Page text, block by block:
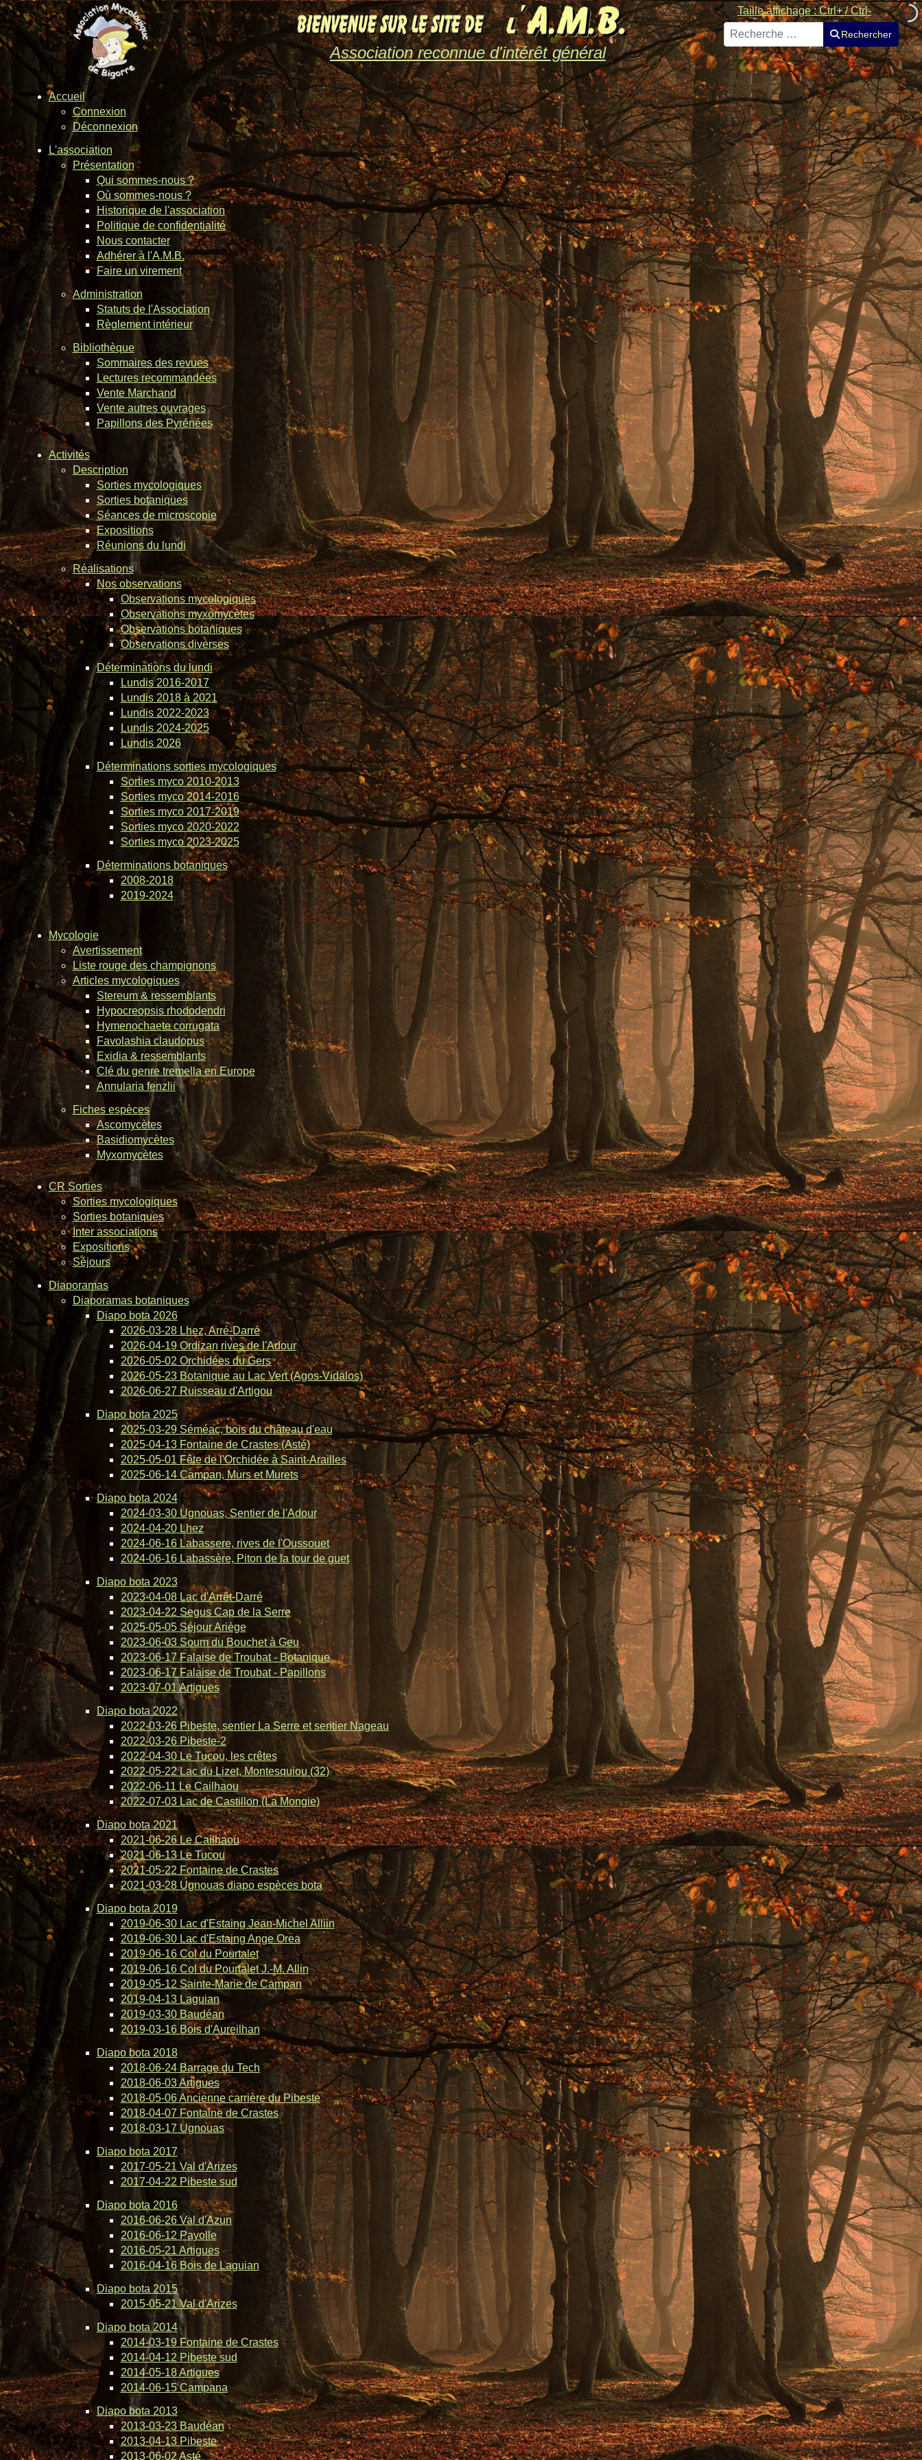
Association reconnue d'intérêt général
Taille affichage : Ctrl+ / Ctrl-
Rechercher
Rechercher
Accueil
Connexion
Déconnexion
L'association
Présentation
Qui sommes-nous ?
Où sommes-nous ?
Historique de l'association
Politique de confidentialité
Nous contacter
Adhérer à l'A.M.B.
Faire un virement
Administration
Statuts de l'Association
Règlement intérieur
Bibliothèque
Sommaires des revues
Lectures recommandées
Vente Marchand
Vente autres ouvrages
Papillons des Pyrénées
Activités
Description
Sorties mycologiques
Sorties botaniques
Séances de microscopie
Expositions
Réunions du lundi
Réalisations
Nos observations
Observations mycologiques
Observations myxomycètes
Observations botaniques
Observations diverses
Déterminations du lundi
Lundis 2016-2017
Lundis 2018 à 2021
Lundis 2022-2023
Lundis 2024-2025
Lundis 2026
Déterminations sorties mycologiques
Sorties myco 2010-2013
Sorties myco 2014-2016
Sorties myco 2017-2019
Sorties myco 2020-2022
Sorties myco 2023-2025
Déterminations botaniques
2008-2018
2019-2024
Mycologie
Avertissement
Liste rouge des champignons
Articles mycologiques
Stereum & ressemblants
Hypocreopsis rhododendri
Hymenochaete corrugata
Favolashia claudopus
Exidia & ressemblants
Clé du genre tremella en Europe
Annularia fenzlii
Fiches espèces
Ascomycètes
Basidiomycètes
Myxomycètes
CR Sorties
Sorties mycologiques
Sorties botaniques
Inter associations
Expositions
Séjours
Diaporamas
Diaporamas botaniques
Diapo bota 2026
2026-03-28 Lhez, Arré-Darré
2026-04-19 Ordizan rives de l'Adour
2026-05-02 Orchidées du Gers
2026-05-23 Botanique au Lac Vert (Agos-Vidalos)
2026-06-27 Ruisseau d'Artigou
Diapo bota 2025
2025-03-29 Séméac, bois du château d'eau
2025-04-13 Fontaine de Crastes (Asté)
2025-05-01 Fête de l'Orchidée à Saint-Arailles
2025-06-14 Campan, Murs et Murets
Diapo bota 2024
2024-03-30 Ugnouas, Sentier de l'Adour
2024-04-20 Lhez
2024-06-16 Labassere, rives de l'Oussouet
2024-06-16 Labassère, Piton de la tour de guet
Diapo bota 2023
2023-04-08 Lac d'Arrêt-Darré
2023-04-22 Segus Cap de la Serre
2025-05-05 Séjour Ariège
2023-06-03 Soum du Bouchet à Geu
2023-06-17 Falaise de Troubat - Botanique
2023-06-17 Falaise de Troubat - Papillons
2023-07-01 Artigues
Diapo bota 2022
2022-03-26 Pibeste, sentier La Serre et sentier Nageau
2022-03-26 Pibeste-2
2022-04-30 Le Tucou, les crêtes
2022-05-22 Lac du Lizet, Montesquiou (32)
2022-06-11 Le Cailhaou
2022-07-03 Lac de Castillon (La Mongie)
Diapo bota 2021
2021-06-26 Le Cailhaou
2021-06-13 Le Tucou
2021-05-22 Fontaine de Crastes
2021-03-28 Ugnouas diapo espèces bota
Diapo bota 2019
2019-06-30 Lac d'Estaing Jean-Michel Alliin
2019-06-30 Lac d'Estaing Ange Orea
2019-06-16 Col du Pourtalet
2019-06-16 Col du Pourtalet J.-M. Allin
2019-05-12 Sainte-Marie de Campan
2019-04-13 Laguian
2019-03-30 Baudéan
2019-03-16 Bois d'Aureilhan
Diapo bota 2018
2018-06-24 Barrage du Tech
2018-06-03 Artigues
2018-05-06 Ancienne carrière du Pibeste
2018-04-07 Fontaine de Crastes
2018-03-17 Ugnouas
Diapo bota 2017
2017-05-21 Val d'Arizes
2017-04-22 Pibeste sud
Diapo bota 2016
2016-06-26 Val d'Azun
2016-06-12 Payolle
2016-05-21 Artigues
2016-04-16 Bois de Laguian
Diapo bota 2015
2015-05-21 Val d'Arizes
Diapo bota 2014
2014-03-19 Fontaine de Crastes
2014-04-12 Pibeste sud
2014-05-18 Artigues
2014-06-15 Campana
Diapo bota 2013
2013-03-23 Baudéan
2013-04-13 Pibeste
2013-06-02 Asté